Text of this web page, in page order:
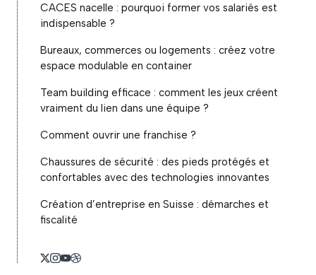
CACES nacelle : pourquoi former vos salariés est
indispensable ?
Bureaux, commerces ou logements : créez votre
espace modulable en container
Team building efficace : comment les jeux créent
vraiment du lien dans une équipe ?
Comment ouvrir une franchise ?
Chaussures de sécurité : des pieds protégés et
confortables avec des technologies innovantes
Création d’entreprise en Suisse : démarches et
fiscalité